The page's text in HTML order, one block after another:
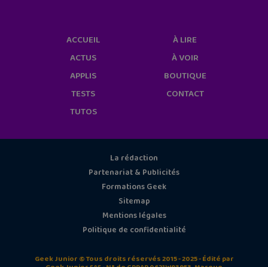
ACCUEIL
ACTUS
APPLIS
TESTS
TUTOS
À LIRE
À VOIR
BOUTIQUE
CONTACT
La rédaction
Partenariat & Publicités
Formations Geek
Sitemap
Mentions légales
Politique de confidentialité
Geek Junior © Tous droits réservés 2015 - 2025 - Édité par